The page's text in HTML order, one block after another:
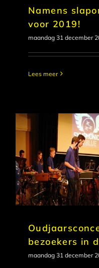
Namens
voor 2019!
maandag 31 december
Lees meer
bezoekers in
maandag 31 december